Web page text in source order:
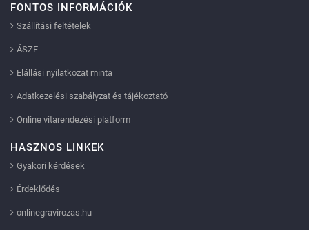
FONTOS INFORMÁCIÓK
Szállítási feltételek
ÁSZF
Elállási nyilatkozat minta
Adatkezelési szabályzat és tájékoztató
Online vitarendezési platform
HASZNOS LINKEK
Gyakori kérdések
Érdeklődés
onlinegravirozas.hu